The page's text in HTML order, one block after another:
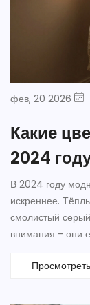
фев, 20 2026
Какие
2024
В 2024 году
искреннее.
смолистый
внимания - они